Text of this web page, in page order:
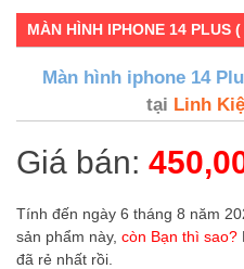
MÀN HÌNH IPHONE 14 PLUS
Màn hình iphone 14
tại Linh
Giá bán:
Tính đến ngày 6 tháng 8 năm
sản phẩm này, còn Bạn thì sao?
đã rẻ nhất rồi.